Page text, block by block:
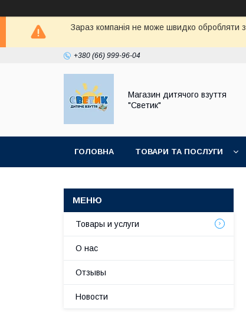
Зараз компанія не може швидко обробляти
+380 (66) 999-96-04
Магазин дитячого взуття
"Светик"
ГОЛОВНА ТОВАРИ ТА ПОСЛУГИ
Товары и услуги
О нас
Отзывы
Новости